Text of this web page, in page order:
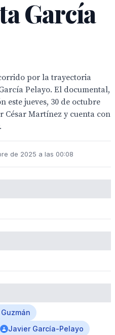
García
por la trayectoria
Pelayo. El documental,
este jueves, 30 de octubre
César Martínez y cuenta con
de 2025 a las 00:08
Javier García-Pelayo